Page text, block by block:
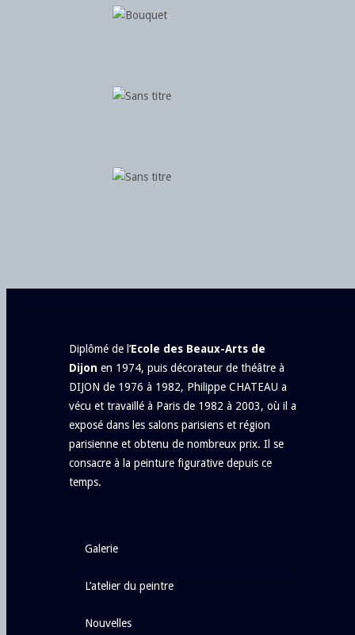
Diplômé de l’Ecole des Beaux-Arts de
Dijon en 1974, puis décorateur de théâtre à
DIJON de 1976 à 1982, Philippe CHATEAU a
vécu et travaillé à Paris de 1982 à 2003, où il a
exposé dans les salons parisiens et région
parisienne et obtenu de nombreux prix. Il se
consacre à la peinture figurative depuis ce
temps.
galerie
l’atelier du peintre
nouvelles